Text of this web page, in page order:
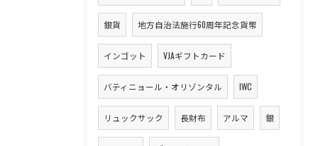
銀貨 地方自治法施行60周年記念貨幣
インゴット VJAギフトカード
バティニョール・オリゾンタル IWC
リュックサック 長財布 アルマ 銀